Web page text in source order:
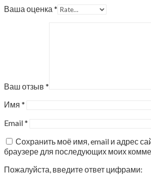
Ваша оценка *
Ваш отзыв *
Имя *
Email*
Сохранить моё имя, email и адрес
браузере для последующих моих
Пожалуйста, введите ответ цифрами: